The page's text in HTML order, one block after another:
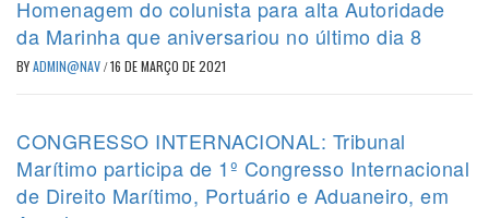
Homenagem do colunista para alta Autoridade
da Marinha que aniversariou no último dia 8
BYADMIN@NAV/16 DE MARÇO DE 2021
CONGRESSO INTERNACIONAL: Tribunal
Marítimo participa de 1º Congresso Internacional
de Direito Marítimo, Portuário e Aduaneiro, em